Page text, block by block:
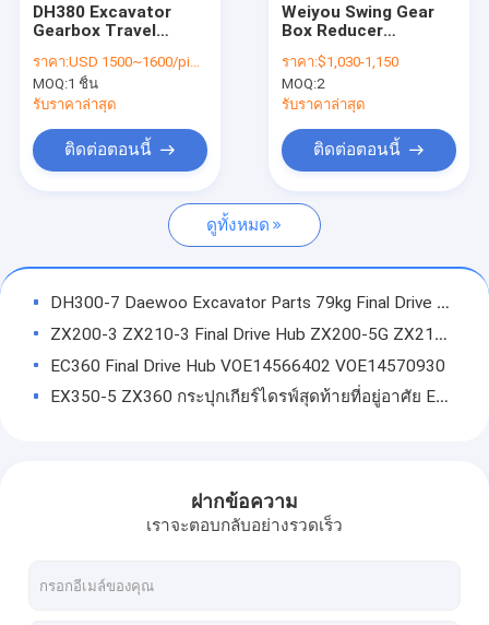
กระปุกเกียร์
กล่องเกียร์ขุดของรถขุด
ฝาครอบไดรฟ์สุดท้าย
Final Drive Housing
กระปุกเกียร์ เกียร์
DH380 Excavator
Gearbox Travel
สำหรับ DAEWOO
ราคา:USD 1500~1600/piece
MOQ:1 ชิ้น
รับราคาล่าสุด
ติดต่อตอนนี้
Weiyou Swing Gear
Box Reducer
Reduction Swing
Gearbox สําหรับ Volvo
Ec210 Ec240 กล่องสวิง
ราคา:$1,030-1,150
MOQ:2
รับราคาล่าสุด
ติดต่อตอนนี้
ดูทั้งหมด
DH300-7 Daewoo Excavator Parts 79kg Final Drive Hydraulic Motor Parts Housing
ZX200-3 ZX210-3 Final Drive Hub ZX200-5G ZX210-5G ZX200-8 Planetary Gear Parts 1033090
EC360 Final Drive Hub VOE14566402 VOE14570930
EX350-5 ZX360 กระปุกเกียร์ไดรฟ์สุดท้ายที่อยู่อาศัย EX300-5 EX330-6 1022194
E312C E312 Final Drive Housing E120B Swing Motor Excavator Parts
DH420-7 DH400 ฝาครอบไดรฟ์สุดท้าย DH360-7 DH360-5 Daewoo Excavator Parts Cover
ZX670-3 ZX650-3 ZX650LC-3 Hitachi อะไหล่ฝาครอบกระปุกเกียร์ 0985629 4672724
ฝากข้อความ
เราจะตอบกลับอย่างรวดเร็ว